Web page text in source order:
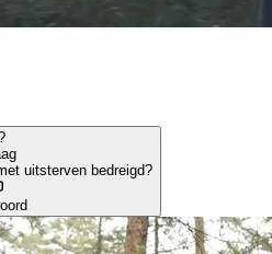
uitsterven bedreigd?